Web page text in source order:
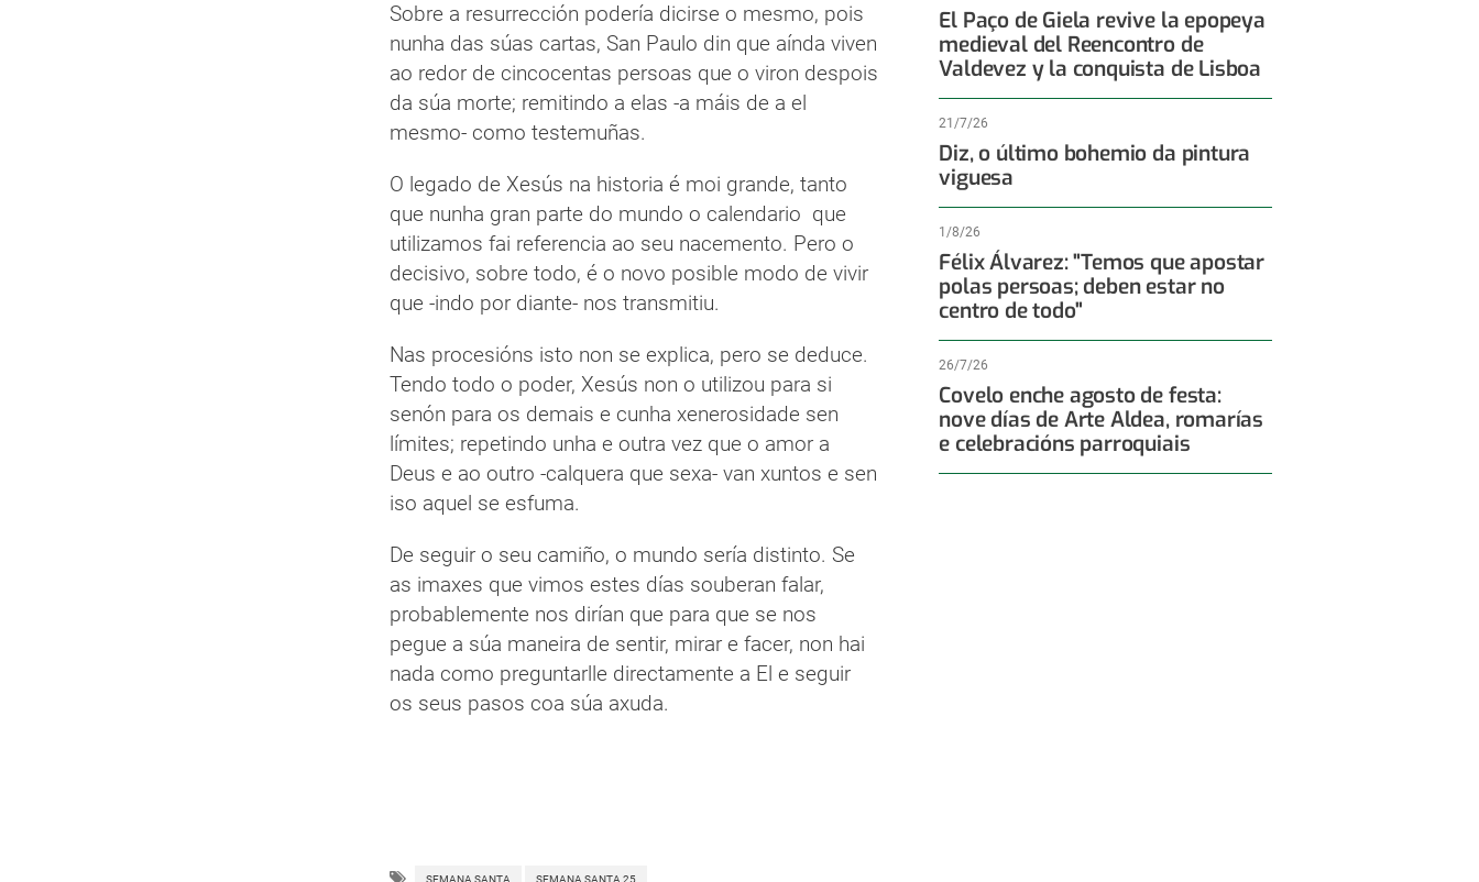
Sobre a resurrección podería dicirse o mesmo, pois
nunha das súas cartas, San Paulo din que aínda viven
ao redor de cincocentas persoas que o viron despois
da súa morte; remitindo a elas -a máis de a el
mesmo- como testemuñas.
O legado de Xesús na historia é moi grande, tanto
que nunha gran parte do mundo o calendario que
utilizamos fai referencia ao seu nacemento. Pero o
decisivo, sobre todo, é o novo posible modo de vivir
que -indo por diante- nos transmitiu.
Nas procesións isto non se explica, pero se deduce.
Tendo todo o poder, Xesús non o utilizou para si
senón para os demais e cunha xenerosidade sen
límites; repetindo unha e outra vez que o amor a
Deus e ao outro -calquera que sexa- van xuntos e sen
iso aquel se esfuma.
De seguir o seu camiño, o mundo sería distinto. Se
as imaxes que vimos estes días souberan falar,
probablemente nos dirían que para que se nos
pegue a súa maneira de sentir, mirar e facer, non hai
nada como preguntarlle directamente a El e seguir
os seus pasos coa súa axuda.
SEMANA SANTA SEMANA SANTA 25
El Paço de Giela revive la epopeya
medieval del Reencontro de
Valdevez y la conquista de Lisboa
21/7/26
Diz, o último bohemio da pintura
viguesa
1/8/26
Félix Álvarez: "Temos que apostar
polas persoas; deben estar no
centro de todo"
26/7/26
Covelo enche agosto de festa:
nove días de Arte Aldea, romarías
e celebracións parroquiais